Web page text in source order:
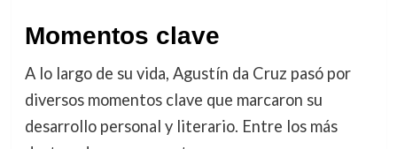
Momentos clave
A lo largo de su vida, Agustín da Cruz pasó por
diversos momentos clave que marcaron su
desarrollo personal y literario. Entre los más